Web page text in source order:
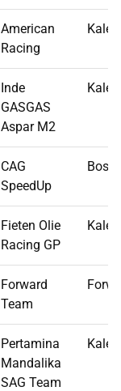
American
Racing
Kalex
Inde
GASGAS
Aspar M2
Kalex
CAG
SpeedUp
Fieten Olie
Racing GP
Kalex
Forward
Team
Pertamina
Mandalika
SAG Team
Kalex